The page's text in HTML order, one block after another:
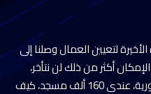
لتعيين العمال وصلنا إلى
أكثر من ذلك لن نتأخر،
والموارد الذاتية لن تغطي كل الجمهورية، عندى 160 ألف مسجد، كيف